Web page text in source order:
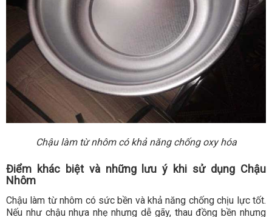
Chậu làm từ nhôm có khả năng chống oxy hóa
Điểm khác biệt và những lưu ý khi sử dụng Chậu
Nhôm
Chậu làm từ nhôm có sức bền và khả năng chống chịu lực tốt.
Nếu như chậu nhựa nhẹ nhưng dễ gãy, thau đồng bền nhưng